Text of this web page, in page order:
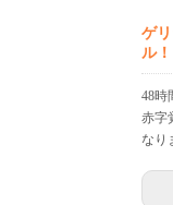
ゲ
ル
48時
赤字
なり